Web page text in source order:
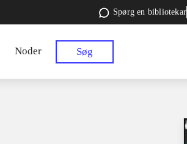
Spørg en bibliotekar
Noder Søg